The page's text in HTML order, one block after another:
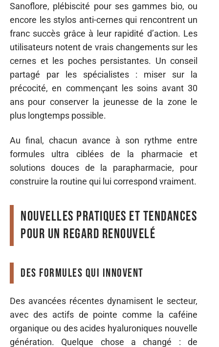
Sanoflore, plébiscité pour ses gammes bio, ou
encore les stylos anti-cernes qui rencontrent un
franc succès grâce à leur rapidité d’action. Les
utilisateurs notent de vrais changements sur les
cernes et les poches persistantes. Un conseil
partagé par les spécialistes : miser sur la
précocité, en commençant les soins avant 30
ans pour conserver la jeunesse de la zone le
plus longtemps possible.
Au final, chacun avance à son rythme entre
formules ultra ciblées de la pharmacie et
solutions douces de la parapharmacie, pour
construire la routine qui lui correspond vraiment.
Nouvelles pratiques et tendances
pour un regard renouvelé
Des formules qui innovent
Des avancées récentes dynamisent le secteur,
avec des actifs de pointe comme la caféine
organique ou des acides hyaluroniques nouvelle
génération. Quelque chose a changé : de